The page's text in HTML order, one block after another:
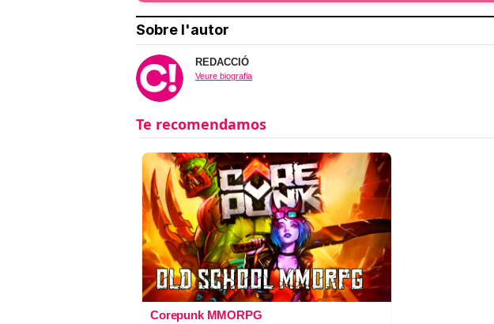
Sobre l'autor
REDACCIÓ
Veure biografia
Corepunk MMORPG